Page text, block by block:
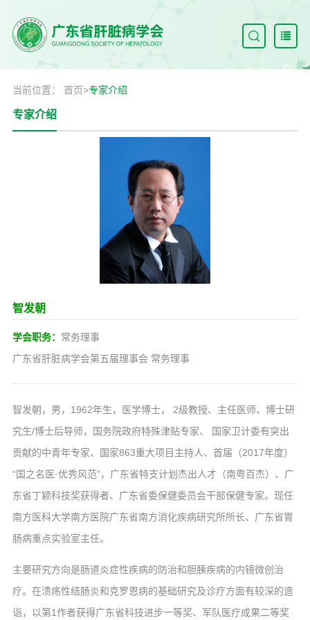
当前位置： 首页>专家介绍
专家介绍
智发朝
学会职务： 常务理事
广东省肝脏病学会第五届理事会 常务理事
智发朝，男，1962年生，医学博士， 2级教授、主任医师、博士研
究生/博士后导师，国务院政府特殊津贴专家、 国家卫计委有突出
贡献的中青年专家、国家863重大项目主持人、首届（2017年度）
“国之名医·优秀风范”，广东省特支计划杰出人才（南粤百杰）、广
东省丁颖科技奖获得者、广东省委保健委员会干部保健专家。现任
南方医科大学南方医院广东省南方消化疾病研究所所长、广东省胃
肠病重点实验室主任。
主要研究方向是肠道炎症性疾病的防治和胆胰疾病的内镜微创治
疗。在溃疡性结肠炎和克罗恩病的基础研究及诊疗方面有较深的造
诣，以第1作者获得广东省科技进步一等奖、军队医疗成果二等奖